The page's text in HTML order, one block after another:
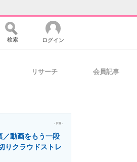
の今がよく分かる
検索 ログイン
リサーチ 会員記事
- PR -
／動画をもう一段
りクラウドストレ